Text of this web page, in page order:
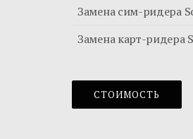
Замена сим-ридера
Замена карт-ридера
СТОИМОСТЬ